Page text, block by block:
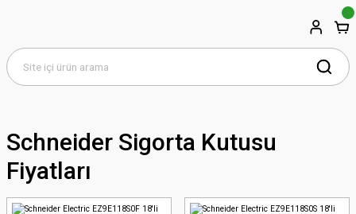
Schneider Sigorta Kutusu
Fiyatları